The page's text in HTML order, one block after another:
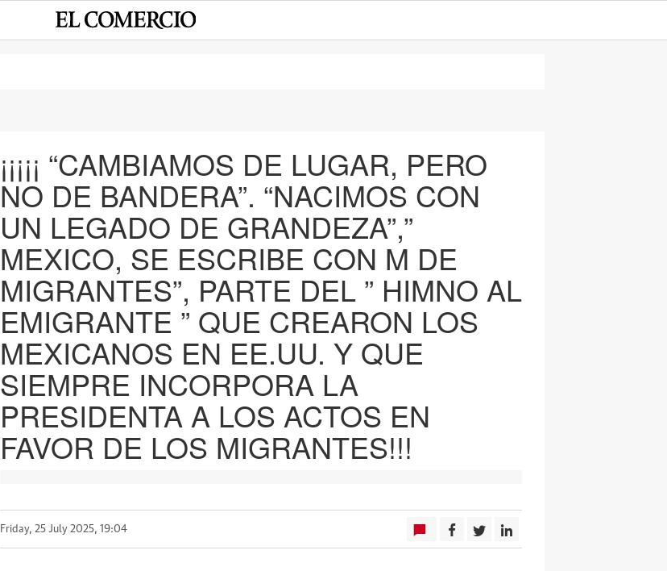
¡¡¡¡¡ “CAMBIAMOS DE LUGAR, PERO
NO DE BANDERA”. “NACIMOS CON
UN LEGADO DE GRANDEZA”,”
MEXICO, SE ESCRIBE CON M DE
MIGRANTES”, PARTE DEL ” HIMNO AL
EMIGRANTE ” QUE CREARON LOS
MEXICANOS EN EE.UU. Y QUE
SIEMPRE INCORPORA LA
PRESIDENTA A LOS ACTOS EN
FAVOR DE LOS MIGRANTES!!!
Friday, 25 July 2025, 19:04